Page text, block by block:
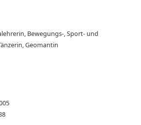
Bewegungs-, Sport- und
Geomantin